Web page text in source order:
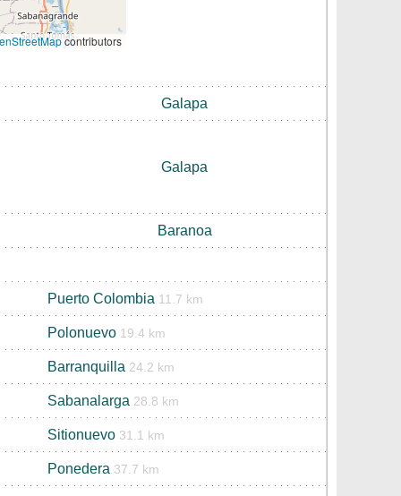
contributors
Galapa
Galapa
Baranoa
Puerto Colombia 11.7 km
Polonuevo 19.4 km
Barranquilla 24.2 km
Sabanalarga 28.8 km
Sitionuevo 31.1 km
Ponedera 37.7 km